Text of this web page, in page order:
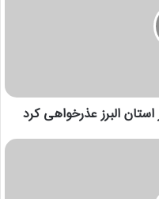
البرز عذرخواهی کرد